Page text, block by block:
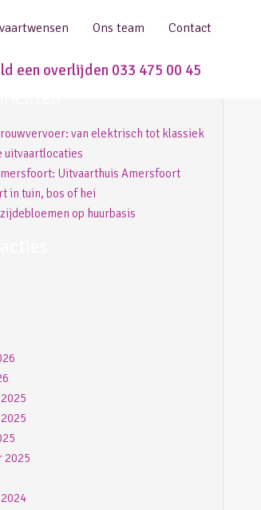
Ons team Contact
een overlijden 033 475 00 45
van elektrisch tot klassiek
uitvaartlocaties
Uitvaarthuis Amersfoort
in tuin, bos of hei
op huurbasis
2025